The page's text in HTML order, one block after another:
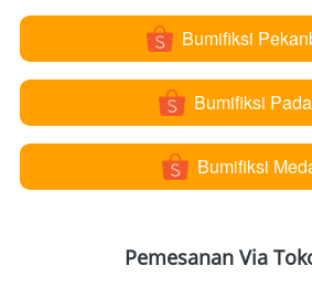
` Bumifiksi
` Bumifiksi
` Bumifiksi
Pemesanan Via